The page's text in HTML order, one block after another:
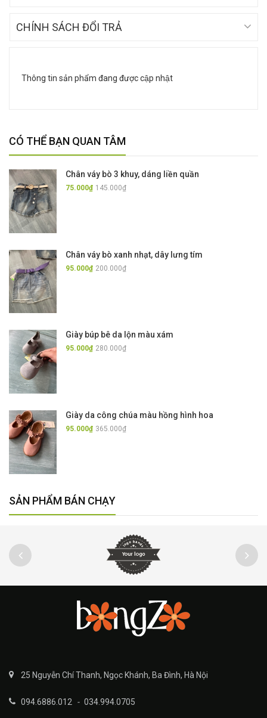
CHÍNH SÁCH ĐỔI TRẢ
Thông tin sản phẩm đang được cập nhật
CÓ THỂ BẠN QUAN TÂM
Chân váy bò 3 khuy, dáng liền quần
75.000₫ 145.000₫
Chân váy bò xanh nhạt, dây lưng tím
95.000₫ 200.000₫
Giày búp bê da lộn màu xám
95.000₫ 280.000₫
Giày da công chúa màu hồng hình hoa
95.000₫ 365.000₫
SẢN PHẨM BÁN CHẠY
25 Nguyễn Chí Thanh, Ngọc Khánh, Ba Đình, Hà Nội
094.6886.012 - 034.994.0705